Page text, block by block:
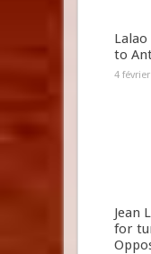
Lalao
to
4
Jean
for